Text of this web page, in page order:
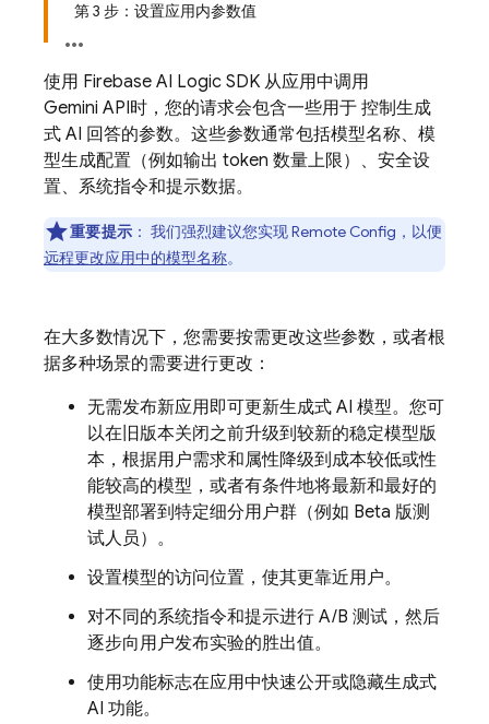
第 3 步：设置应用内参数值
使用 Firebase AI Logic SDK 从应用中调用
Gemini API时，您的请求会包含一些用于 控制生成
式 AI 回答的参数。这些参数通常包括模型名称、模
型生成配置（例如输出 token 数量上限）、安全设
置、系统指令和提示数据。
重要提示 ： 我们强烈建议您实现Remote Config ，以便
远程更改应用中的模型名称。
在大多数情况下，您需要按需更改这些参数，或者根
据多种场景的需要进行更改：
无需发布新应用即可更新生成式 AI 模型。您可
以在旧版本关闭之前升级到较新的稳定模型版
本，根据用户需求和属性降级到成本较低或性
能较高的模型，或者有条件地将最新和最好的
模型部署到特定细分用户群（例如 Beta 版测
试人员）。
设置模型的访问位置，使其更靠近用户。
对不同的系统指令和提示进行 A/B 测试，然后
逐步向用户发布实验的胜出值。
使用功能标志在应用中快速公开或隐藏生成式
AI 功能。